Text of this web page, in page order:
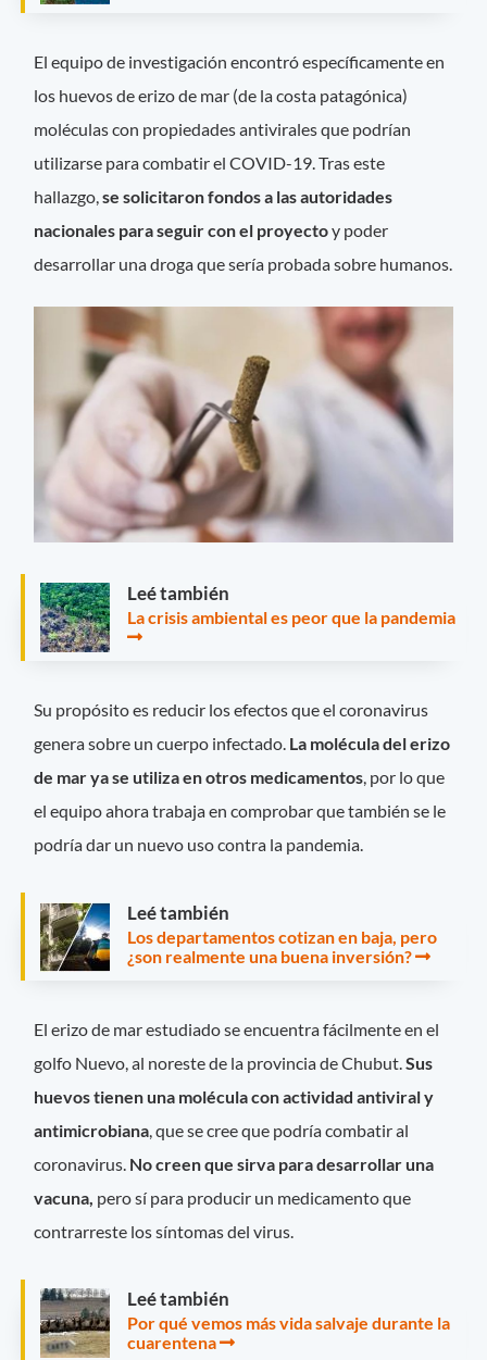
El equipo de investigación encontró específicamente en
los huevos de erizo de mar (de la costa patagónica)
moléculas con propiedades antivirales que podrían
utilizarse para combatir el COVID-19. Tras este
hallazgo,se solicitaron fondos a las autoridades
nacionales para seguir con el proyectoy poder
desarrollar una droga que sería probada sobre humanos.
Leé también
La crisis ambiental es peor que la pandemia
Su propósito es reducir los efectos que el coronavirus
genera sobre un cuerpo infectado. La molécula del erizo
de mar ya se utiliza en otros medicamentos, por lo que
el equipo ahora trabaja en comprobar que también se le
podría dar un nuevo uso contra la pandemia.
Leé también
Los departamentos cotizan en baja, pero
¿son realmente una buena inversión?
El erizo de mar estudiado se encuentra fácilmente en el
golfo Nuevo, al noreste de la provincia de Chubut.Sus
huevos tienen una molécula con actividad antiviral y
antimicrobiana , que se cree que podría combatir al
coronavirus. No creen que sirva para desarrollar una
vacuna, pero sí para producir un medicamento que
contrarreste los síntomas del virus.
Leé también
Por qué vemos más vida salvaje durante la
cuarentena